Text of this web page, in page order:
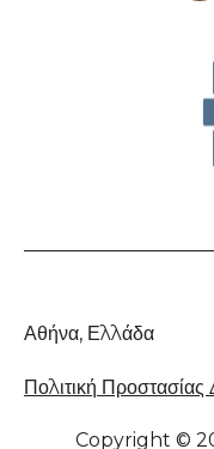
Αθήνα, Ελλάδα
Πολιτική
Copyright ©